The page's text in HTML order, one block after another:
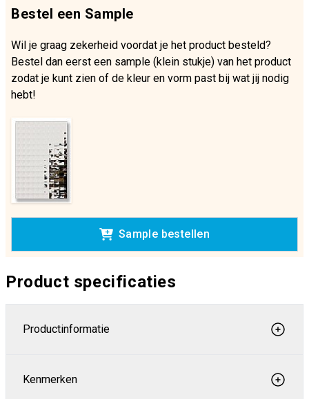
Bestel een Sample
Wil je graag zekerheid voordat je het product besteld?
Bestel dan eerst een sample (klein stukje) van het product
zodat je kunt zien of de kleur en vorm past bij wat jij nodig
hebt!
Sample bestellen
Product specificaties
Productinformatie
Kenmerken